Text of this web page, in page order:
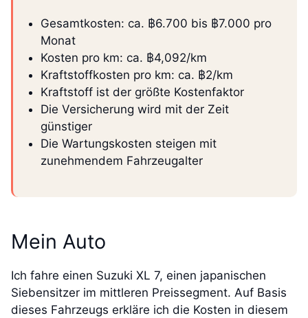
Gesamtkosten: ca. ฿6.700 bis ฿7.000 pro
Monat
Kosten pro km: ca. ฿4,092/km
Kraftstoffkosten pro km: ca. ฿2/km
Kraftstoff ist der größte Kostenfaktor
Die Versicherung wird mit der Zeit
günstiger
Die Wartungskosten steigen mit
zunehmendem Fahrzeugalter
Mein Auto
Ich fahre einen Suzuki XL 7, einen japanischen
Siebensitzer im mittleren Preissegment. Auf Basis
dieses Fahrzeugs erkläre ich die Kosten in diesem